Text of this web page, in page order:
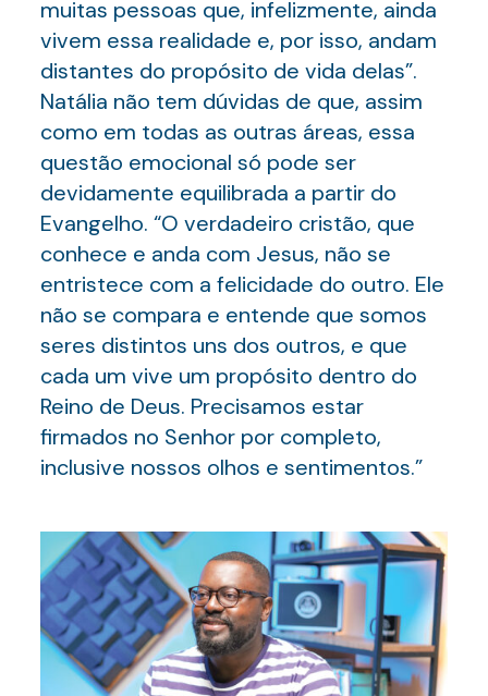
muitas pessoas que, infelizmente, ainda
vivem essa realidade e, por isso, andam
distantes do propósito de vida delas”.
Natália não tem dúvidas de que, assim
como em todas as outras áreas, essa
questão emocional só pode ser
devidamente equilibrada a partir do
Evangelho. “O verdadeiro cristão, que
conhece e anda com Jesus, não se
entristece com a felicidade do outro. Ele
não se compara e entende que somos
seres distintos uns dos outros, e que
cada um vive um propósito dentro do
Reino de Deus. Precisamos estar
firmados no Senhor por completo,
inclusive nossos olhos e sentimentos.”